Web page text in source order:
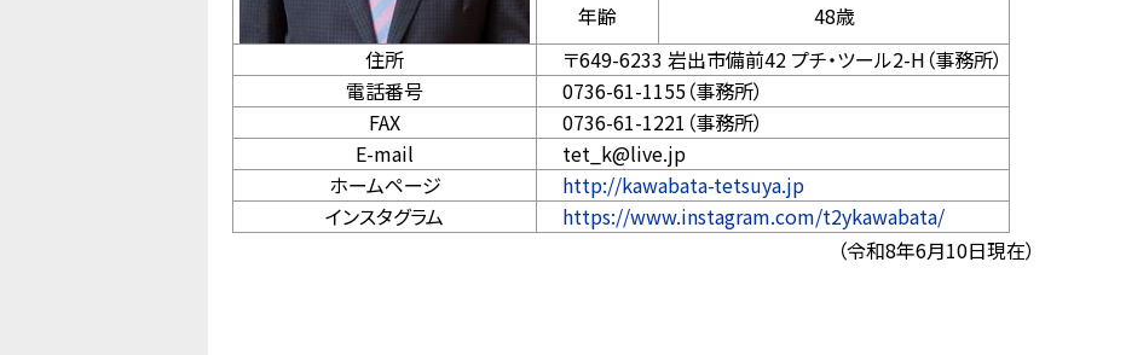
年齢
48歳
住所
〒649-6233 岩出市備前42 プチ・ツール2-H（事務所）
電話番号
0736-61-1155（事務所）
FAX
0736-61-1221（事務所）
E-mail
tet_k@live.jp
ホームページ
http://kawabata-tetsuya.jp
インスタグラム
https://www.instagram.com/t2ykawabata/
（令和8年6月10日現在）